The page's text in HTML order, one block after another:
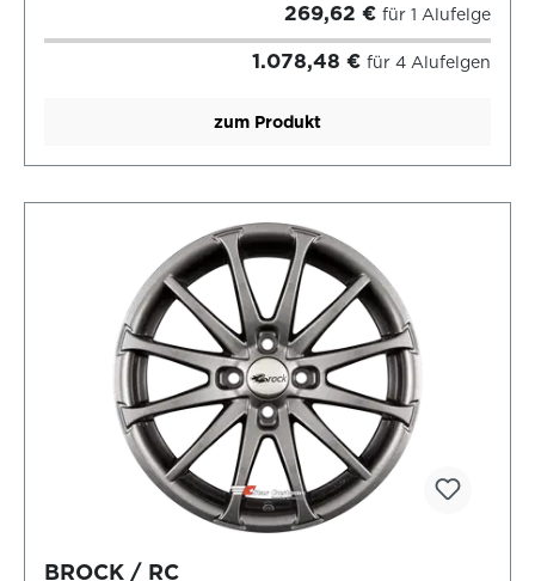
269,62 € für 1 Alufelge
1.078,48 € für 4 Alufelgen
zum Produkt
BROCK / RC